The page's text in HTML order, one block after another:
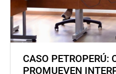
CASO PETROPERÚ:
PROMUEVEN